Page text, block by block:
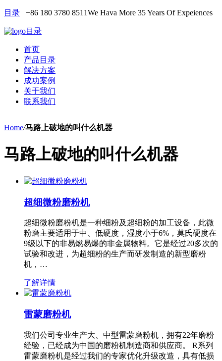
目录 +86 180 3780 8511We Hava More 35 Years Of Expeiences
目录
首页
产品目录
解决方案
成功案例
关于我们
联系我们
Home/马路上破地的叫什么机器
马路上破地的叫什么机器
超细微粉磨粉机
超细微粉磨粉机是一种细粉及超细粉的加工设备，此微
粉磨主要适用于中、低硬度，湿度小于6%，莫氏硬度在
9级以下的非易燃易爆的非金属物料。它是经过20多次的
试验和改进，为超细粉的生产而研发制造的新型磨粉
机，…
了解详情
雷蒙磨粉机
我们公司专业生产大、中型雷蒙磨粉机，拥有22年磨粉
经验，已经成为中国的磨粉机制造商和供应商。 R系列
雷蒙磨粉机是经过我们的专家优化升级改造，具有低损